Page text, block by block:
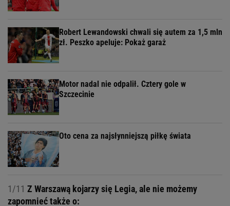
Robert Lewandowski chwali się autem za 1,5 mln
zł. Peszko apeluje: Pokaż garaż
Motor nadal nie odpalił. Cztery gole w
Szczecinie
Oto cena za najsłynniejszą piłkę świata
1/11 Z Warszawą kojarzy się Legia, ale nie możemy
zapomnieć także o: